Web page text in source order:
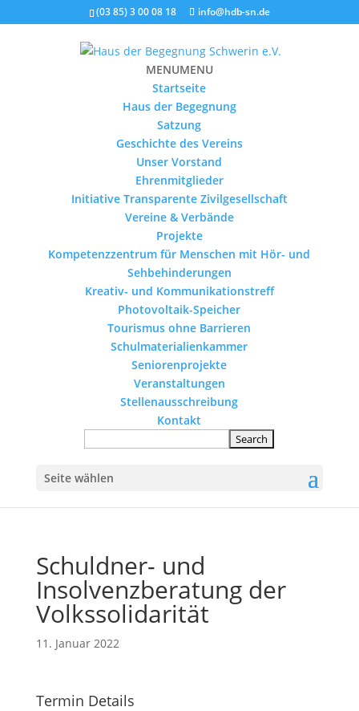
(03 85) 3 00 08 18 info@hdb-sn.de
MENUMENU
Startseite
Haus der Begegnung
Satzung
Geschichte des Vereins
Unser Vorstand
Ehrenmitglieder
Initiative Transparente Zivilgesellschaft
Vereine & Verbände
Projekte
Kompetenzzentrum für Menschen mit Hör- und
Sehbehinderungen
Kreativ- und Kommunikationstreff
Photovoltaik-Speicher
Tourismus ohne Barrieren
Schulmaterialienkammer
Seniorenprojekte
Veranstaltungen
Stellenausschreibung
Kontakt
Seite wählen
Schuldner- und
Insolvenzberatung der
Volkssolidarität
11. Januar 2022
Termin Details